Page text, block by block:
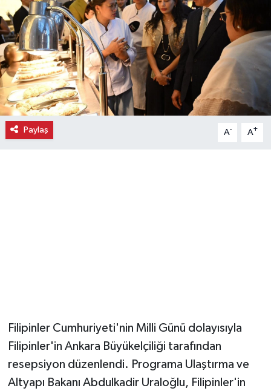
Paylaş A- A+
Filipinler Cumhuriyeti'nin Milli Günü dolayısıyla
Filipinler'in Ankara Büyükelçiliği tarafından
resepsiyon düzenlendi. Programa Ulaştırma ve
Altyapı Bakanı Abdulkadir Uraloğlu, Filipinler'in
Gündem
Gurme
Haber
İlçe Haberleri
Siyaset
Sokak Hayvanlarını Sahiplendirme